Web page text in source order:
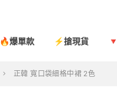
🔥爆單款 ⚡搶現貨
正韓 寬口袋細格中裙 2色